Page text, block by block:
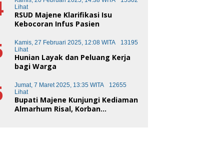
Lihat
RSUD Majene Klarifikasi Isu
Kebocoran Infus Pasien
Kamis, 27 Februari 2025, 12:08 WITA
13195
Lihat
Hunian Layak dan Peluang Kerja
bagi Warga
Jumat, 7 Maret 2025, 13:35 WITA
12655
Lihat
Bupati Majene Kunjungi Kediaman
Almarhum Risal, Korban